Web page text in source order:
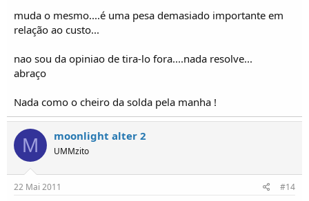
muda o mesmo....é uma pesa demasiado importante em
relação ao custo...
nao sou da opiniao de tira-lo fora....nada resolve...
abraço
Nada como o cheiro da solda pela manha !
M moonlight alter 2
UMMzito
22 Mai 2011 #14